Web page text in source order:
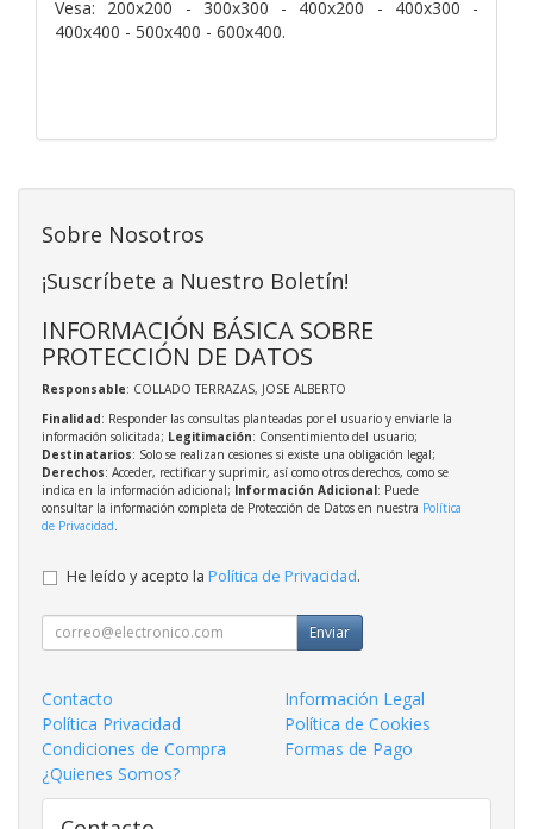
Vesa: 200x200 - 300x300 - 400x200 - 400x300 -
400x400 - 500x400 - 600x400.
Sobre Nosotros
¡Suscríbete a Nuestro Boletín!
INFORMACIÓN BÁSICA SOBRE
PROTECCIÓN DE DATOS
Responsable: COLLADO TERRAZAS, JOSE ALBERTO
Finalidad: Responder las consultas planteadas por el usuario y enviarle la
información solicitada; Legitimación: Consentimiento del usuario;
Destinatarios: Solo se realizan cesiones si existe una obligación legal;
Derechos: Acceder, rectificar y suprimir, así como otros derechos, como se
indica en la información adicional; Información Adicional: Puede
consultar la información completa de Protección de Datos en nuestra Política
de Privacidad
He leído y acepto la Política de Privacidad.
Enviar
Contacto
Información Legal
Política Privacidad
Política de Cookies
Condiciones de Compra
Formas de Pago
¿Quienes Somos?